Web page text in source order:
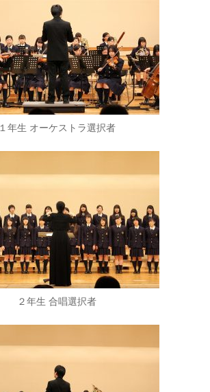
１年生 オーケストラ選択者
２年生 合唱選択者